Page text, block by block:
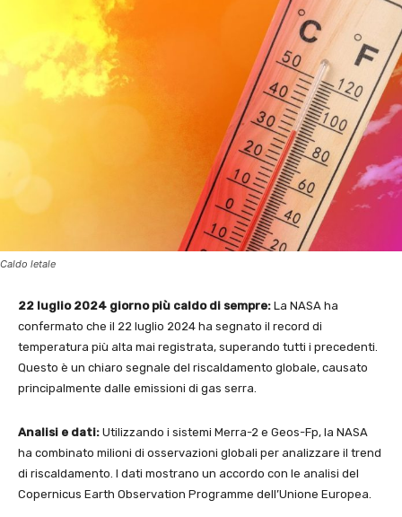
Caldo letale
22 luglio 2024 giorno più caldo di sempre: La NASA ha
confermato che il 22 luglio 2024 ha segnato il record di
temperatura più alta mai registrata, superando tutti i precedenti.
Questo è un chiaro segnale del riscaldamento globale, causato
principalmente dalle emissioni di gas serra.
Analisi e dati: Utilizzando i sistemi Merra-2 e Geos-Fp, la NASA
ha combinato milioni di osservazioni globali per analizzare il trend
di riscaldamento. I dati mostrano un accordo con le analisi del
Copernicus Earth Observation Programme dell’Unione Europea.